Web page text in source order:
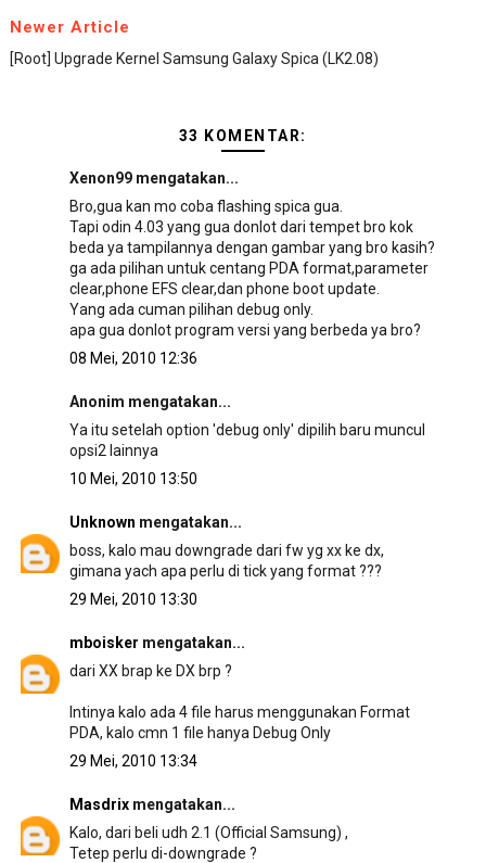
Newer Article
[Root] Upgrade Kernel Samsung Galaxy Spica (LK2.08)
33 KOMENTAR:
Xenon99 mengatakan...
Bro,gua kan mo coba flashing spica gua.
Tapi odin 4.03 yang gua donlot dari tempet bro kok
beda ya tampilannya dengan gambar yang bro kasih?
ga ada pilihan untuk centang PDA format,parameter
clear,phone EFS clear,dan phone boot update.
Yang ada cuman pilihan debug only.
apa gua donlot program versi yang berbeda ya bro?
08 Mei, 2010 12:36
Anonim mengatakan...
Ya itu setelah option 'debug only' dipilih baru muncul
opsi2 lainnya
10 Mei, 2010 13:50
Unknown mengatakan...
boss, kalo mau downgrade dari fw yg xx ke dx,
gimana yach apa perlu di tick yang format ???
29 Mei, 2010 13:30
mboisker mengatakan...
dari XX brap ke DX brp ?
Intinya kalo ada 4 file harus menggunakan Format
PDA, kalo cmn 1 file hanya Debug Only
29 Mei, 2010 13:34
Masdrixmengatakan...
Kalo, dari beli udh 2.1 (Official Samsung) ,
Tetep perlu di-downgrade ?